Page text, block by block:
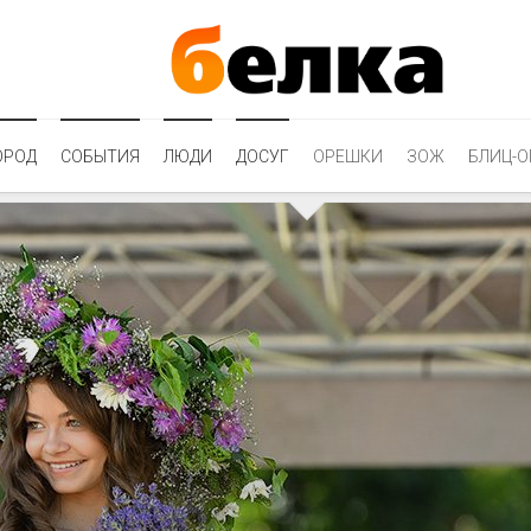
СОБЫТИЯ ЛЮДИ ДОСУГ ОРЕШКИ ЗОЖ БЛИЦ-